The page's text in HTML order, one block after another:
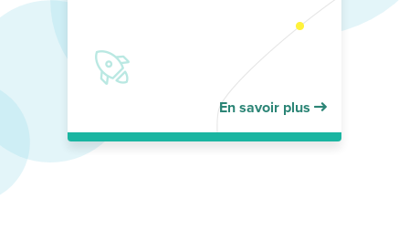
En savoir plus